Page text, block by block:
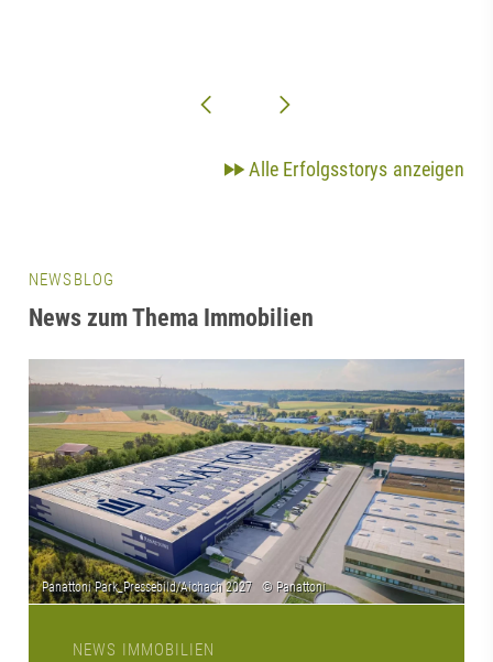
Alle Erfolgsstorys anzeigen
NEWSBLOG
News zum Thema Immobilien
NEWS IMMOBILIEN